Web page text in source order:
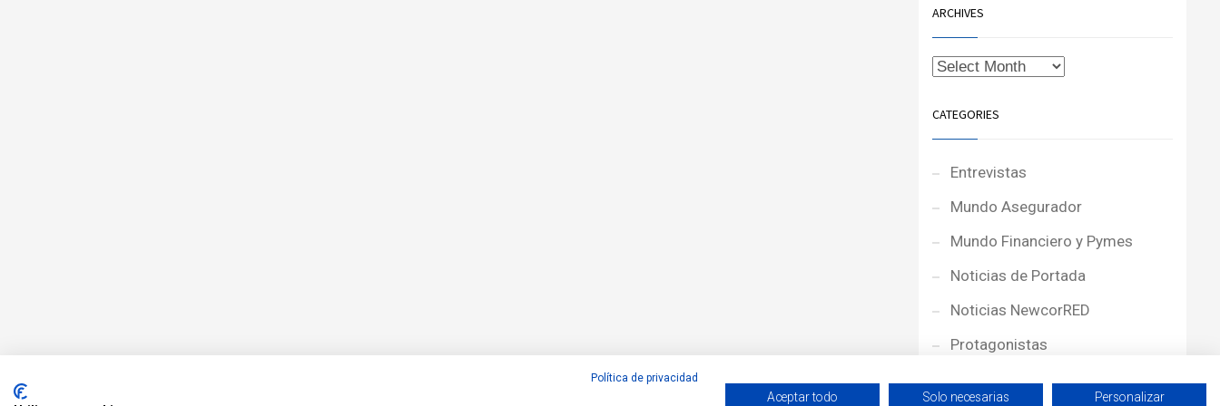
ARCHIVES
CATEGORIES
Entrevistas
Mundo Asegurador
Mundo Financiero y Pymes
Noticias de Portada
Noticias NewcorRED
Protagonistas
Reportajes
Política de privacidad
Aceptar todo Solo necesarias Personalizar